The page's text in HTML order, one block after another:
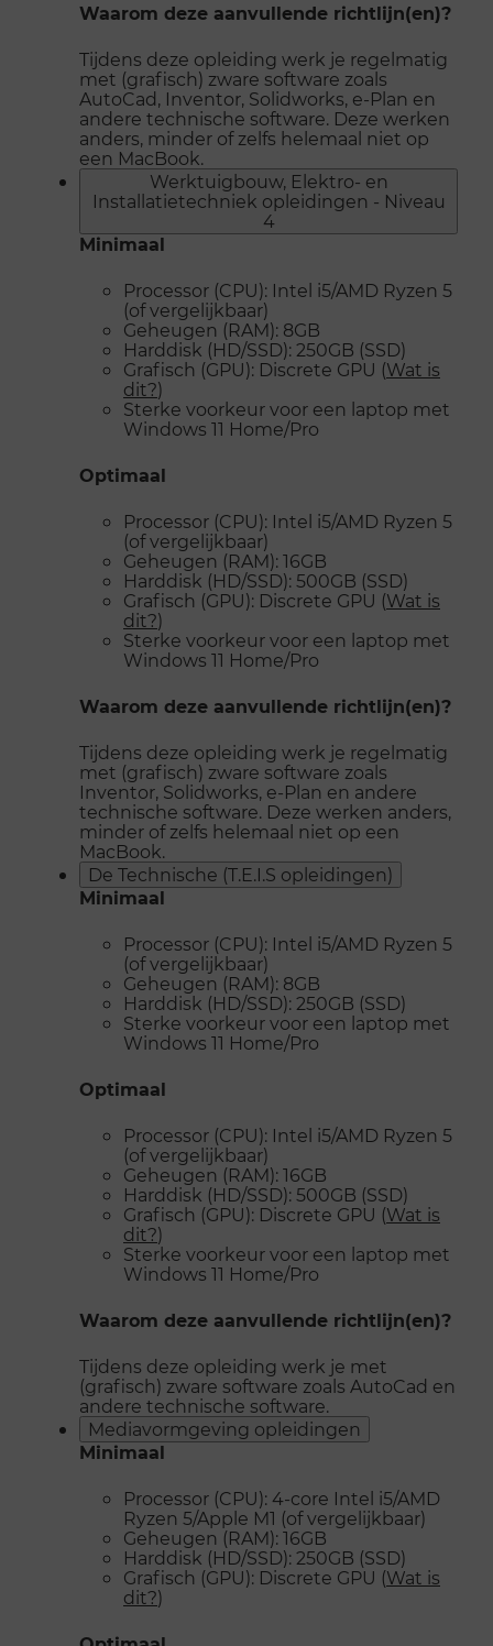
Waarom deze aanvullende richtlijn(en)?
Tijdens deze opleiding werk je regelmatig
met (grafisch) zware software zoals
AutoCad, Inventor, Solidworks, e-Plan en
andere technische software. Deze werken
anders, minder of zelfs helemaal niet op
een MacBook.
Werktuigbouw, Elektro- en
Installatietechniek opleidingen - Niveau
4
Minimaal
Processor (CPU): Intel i5/AMD Ryzen 5
(of vergelijkbaar)
Geheugen (RAM): 8GB
Harddisk (HD/SSD): 250GB (SSD)
Grafisch (GPU): Discrete GPU (Wat is
dit?)
Sterke voorkeur voor een laptop met
Windows 11 Home/Pro
Optimaal
Processor (CPU): Intel i5/AMD Ryzen 5
(of vergelijkbaar)
Geheugen (RAM): 16GB
Harddisk (HD/SSD): 500GB (SSD)
Grafisch (GPU): Discrete GPU (Wat is
dit?)
Sterke voorkeur voor een laptop met
Windows 11 Home/Pro
Waarom deze aanvullende richtlijn(en)?
Tijdens deze opleiding werk je regelmatig
met (grafisch) zware software zoals
Inventor, Solidworks, e-Plan en andere
technische software. Deze werken anders,
minder of zelfs helemaal niet op een
MacBook.
De Technische (T.E.I.S opleidingen)
Minimaal
Processor (CPU): Intel i5/AMD Ryzen 5
(of vergelijkbaar)
Geheugen (RAM): 8GB
Harddisk (HD/SSD): 250GB (SSD)
Sterke voorkeur voor een laptop met
Windows 11 Home/Pro
Optimaal
Processor (CPU): Intel i5/AMD Ryzen 5
(of vergelijkbaar)
Geheugen (RAM): 16GB
Harddisk (HD/SSD): 500GB (SSD)
Grafisch (GPU): Discrete GPU (Wat is
dit?)
Sterke voorkeur voor een laptop met
Windows 11 Home/Pro
Waarom deze aanvullende richtlijn(en)?
Tijdens deze opleiding werk je met
(grafisch) zware software zoals AutoCad en
andere technische software.
Mediavormgeving opleidingen
Minimaal
Processor (CPU): 4-core Intel i5/AMD
Ryzen 5/Apple M1 (of vergelijkbaar)
Geheugen (RAM): 16GB
Harddisk (HD/SSD): 250GB (SSD)
Grafisch (GPU): Discrete GPU (Wat is
dit?)